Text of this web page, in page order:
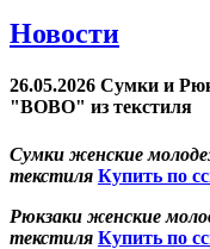
Новости
26.05.2026 Сумки и
"BOBO" из текстиля
Сумки женские
текстиля Купить по
Рюкзаки женские
текстиля Купить по